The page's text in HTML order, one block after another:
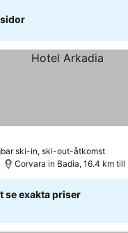
ski-in, ski-out-åtkomstSe
Corvara in Badia, 16.4 km till
se exakta priser